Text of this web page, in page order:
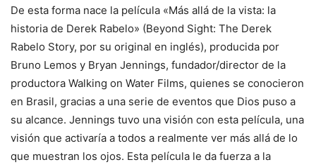
De esta forma nace la película «Más allá de la vista: la
historia de Derek Rabelo» (Beyond Sight: The Derek
Rabelo Story, por su original en inglés), producida por
Bruno Lemos y Bryan Jennings, fundador/director de la
productora Walking on Water Films, quienes se conocieron
en Brasil, gracias a una serie de eventos que Dios puso a
su alcance. Jennings tuvo una visión con esta película, una
visión que activaría a todos a realmente ver más allá de lo
que muestran los ojos. Esta película le da fuerza a la